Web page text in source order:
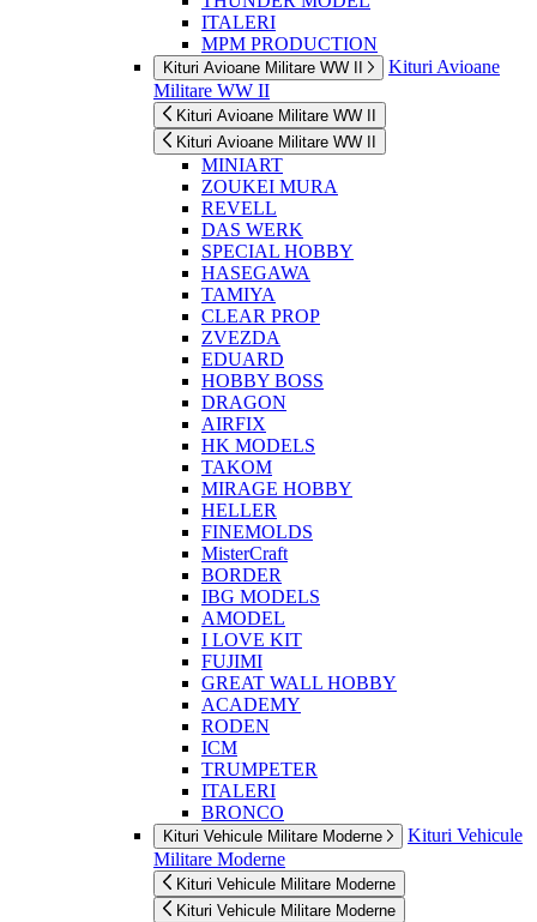
ITALERI
MPM PRODUCTION
Kituri Avioane Militare WW II
Kituri Avioane
Militare WW II
Kituri Avioane Militare WW II
Kituri Avioane Militare WW II
MINIART
ZOUKEI MURA
REVELL
DAS WERK
SPECIAL HOBBY
HASEGAWA
TAMIYA
CLEAR PROP
ZVEZDA
EDUARD
HOBBY BOSS
DRAGON
AIRFIX
HK MODELS
TAKOM
MIRAGE HOBBY
HELLER
FINEMOLDS
MisterCraft
BORDER
IBG MODELS
AMODEL
I LOVE KIT
FUJIMI
GREAT WALL HOBBY
ACADEMY
RODEN
ICM
TRUMPETER
ITALERI
BRONCO
Kituri Vehicule Militare Moderne
Kituri Vehicule
Militare Moderne
Kituri Vehicule Militare Moderne
Kituri Vehicule Militare Moderne